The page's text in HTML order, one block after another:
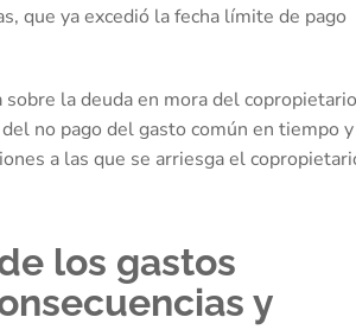
que ya excedió la fecha límite de pago
la deuda en mora del
no pago del gasto común en tiempo y
a las que se arriesga el
los gastos
y